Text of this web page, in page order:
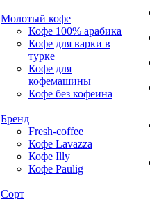
Молотый кофе
Кофе 100% арабика
Кофе для варки в
турке
Кофе для
кофемашины
Кофе без кофеина
Бренд
Fresh-coffee
Кофе Lavazza
Кофе Illy
Кофе Paulig
Сорт